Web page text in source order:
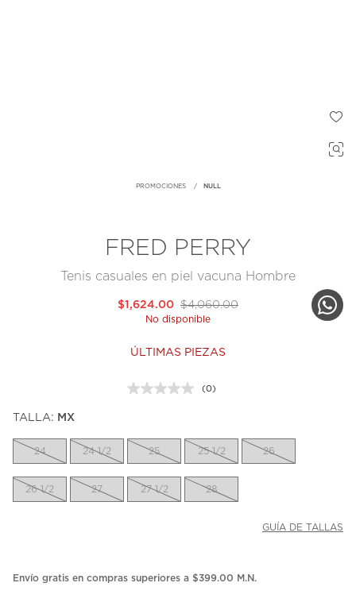
PROMOCIONES NULL
FRED PERRY
Tenis casuales en piel vacuna Hombre
$4,060.00
$1,624.00
No disponible
ÚLTIMAS PIEZAS
Sin
la
misma
(0)
TALLA: MX
24 24 1/2 25 25 1/2 26
26 1/2 27 27 1/2 28
GUÍA DE TALLAS
Envío gratis en compras superiores a $399.00 M.N.